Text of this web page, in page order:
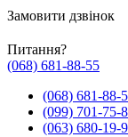
Замовити дзвінок
Питання?
(068) 681-88-55
(068) 681-88-
(099) 701-75-
(063) 680-19-